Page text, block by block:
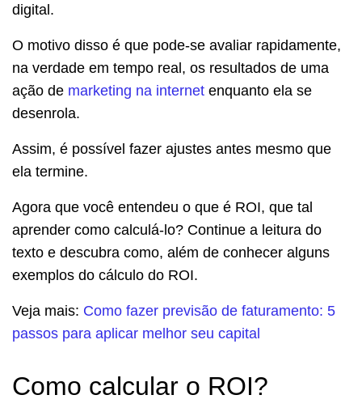
digital.
O motivo disso é que pode-se avaliar rapidamente,
na verdade em tempo real, os resultados de uma
ação de marketing na internet enquanto ela se
desenrola.
Assim, é possível fazer ajustes antes mesmo que
ela termine.
Agora que você entendeu o que é ROI, que tal
aprender como calculá-lo? Continue a leitura do
texto e descubra como, além de conhecer alguns
exemplos do cálculo do ROI.
Veja mais: Como fazer previsão de faturamento: 5
passos para aplicar melhor seu capital
Como calcular o ROI?